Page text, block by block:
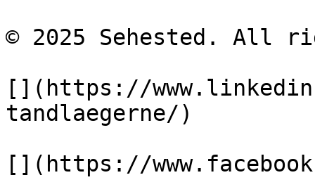
© 2025 Sehested. All
[](https://
tandlaegerne/)
[](https://